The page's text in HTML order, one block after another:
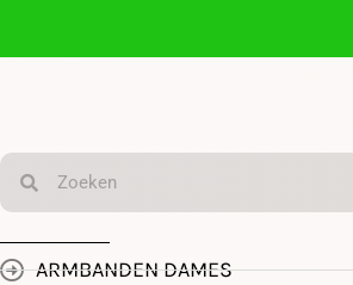
ARMBANDEN DAMES